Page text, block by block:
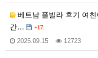
베트남 풀빌라 후기 여
간…
+17
2025.09.15 12723